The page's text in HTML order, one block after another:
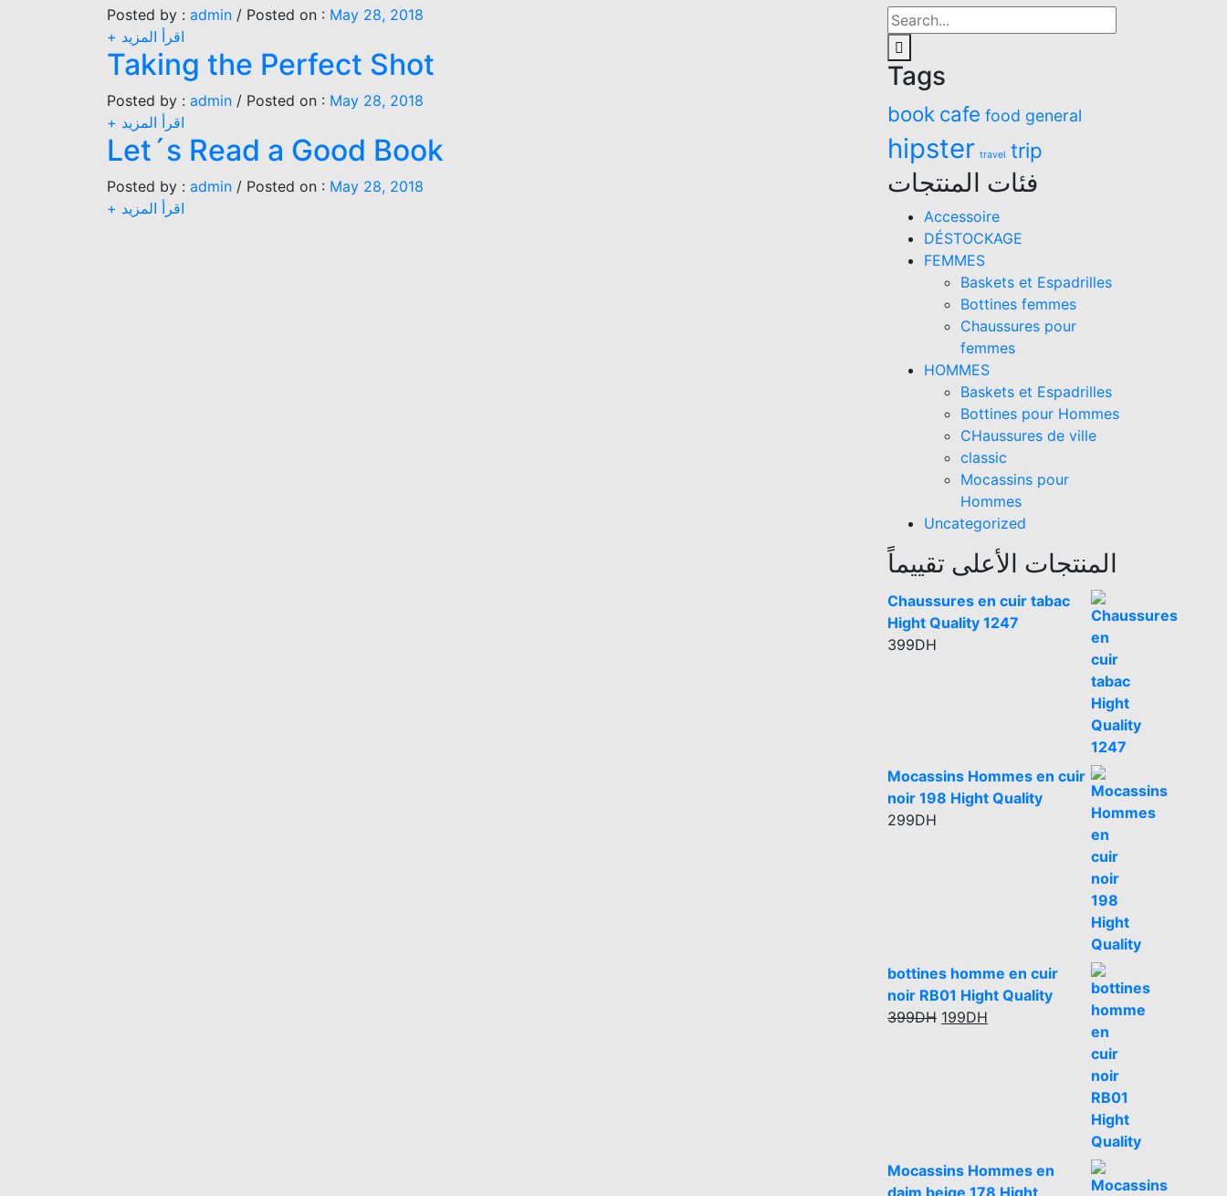
Posted by : admin / Posted on : May 28, 2018
+ اقرأ المزيد
Taking the Perfect Shot
Posted by : admin / Posted on : May 28, 2018
+ اقرأ المزيد
Let´s Read a Good Book
Posted by : admin / Posted on : May 28, 2018
+ اقرأ المزيد
Tags
book cafe food general
hipster travel trip
فئات المنتجات
Accessoire
DÉSTOCKAGE
FEMMES
Baskets et Espadrilles
Bottines femmes
Chaussures pour
femmes
HOMMES
Baskets et Espadrilles
Bottines pour Hommes
CHaussures de ville
classic
Mocassins pour
Hommes
Uncategorized
المنتجات الأعلى تقييماً
Chaussures en cuir tabac
Hight Quality 1247
399DH
Mocassins Hommes en cuir
noir 198 Hight Quality
299DH
bottines homme en cuir
noir RB01 Hight Quality
399DH Original
199DH
Mocassins Hommes en
daim beige 178 Hight